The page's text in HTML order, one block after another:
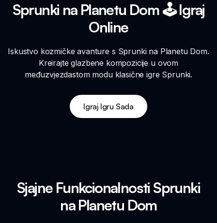
Sprunki na Planetu Dom 🕹️ Igraj
Online
Iskustvo kozmičke avanture s Sprunki na Planetu Dom.
Kreirajte glazbene kompozicije u ovom
međuzvjezdastom modu klasične igre Sprunki.
Igraj Igru Sada
Sjajne Funkcionalnosti Sprunki
na Planetu Dom